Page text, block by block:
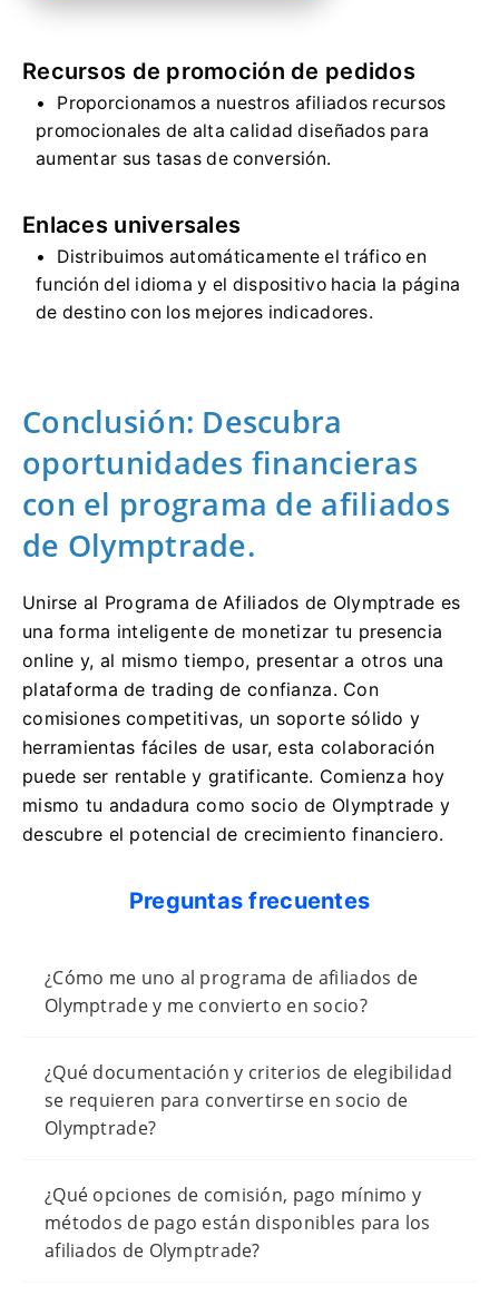
Recursos de promoción de pedidos
Proporcionamos a nuestros afiliados recursos
promocionales de alta calidad diseñados para
aumentar sus tasas de conversión.
Enlaces universales
Distribuimos automáticamente el tráfico en
función del idioma y el dispositivo hacia la página
de destino con los mejores indicadores.
Conclusión: Descubra
oportunidades financieras
con el programa de afiliados
de Olymptrade.
Unirse al Programa de Afiliados de Olymptrade es
una forma inteligente de monetizar tu presencia
online y, al mismo tiempo, presentar a otros una
plataforma de trading de confianza. Con
comisiones competitivas, un soporte sólido y
herramientas fáciles de usar, esta colaboración
puede ser rentable y gratificante. Comienza hoy
mismo tu andadura como socio de Olymptrade y
descubre el potencial de crecimiento financiero.
Preguntas frecuentes
¿Cómo me uno al programa de afiliados de
Olymptrade y me convierto en socio?
¿Qué documentación y criterios de elegibilidad
se requieren para convertirse en socio de
Olymptrade?
¿Qué opciones de comisión, pago mínimo y
métodos de pago están disponibles para los
afiliados de Olymptrade?